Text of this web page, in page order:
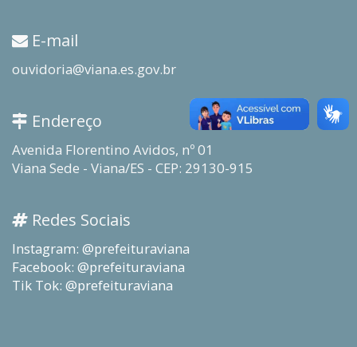
E-mail
ouvidoria@viana.es.gov.br
Endereço
Avenida Florentino Avidos, nº 01
Viana Sede - Viana/ES - CEP: 29130-915
Redes Sociais
Instagram: @prefeituraviana
Facebook: @prefeituraviana
Tik Tok: @prefeituraviana